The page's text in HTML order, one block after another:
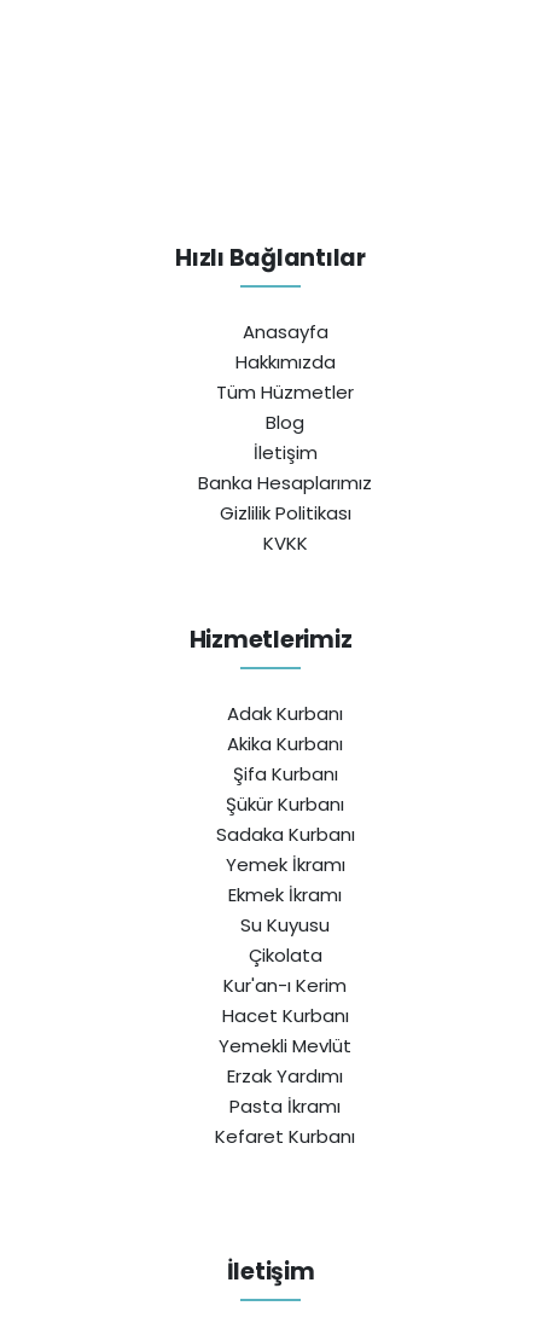
Hızlı Bağlantılar
Anasayfa
Hakkımızda
Tüm Hüzmetler
Blog
İletişim
Banka Hesaplarımız
Gizlilik Politikası
KVKK
Hizmetlerimiz
Adak Kurbanı
Akika Kurbanı
Şifa Kurbanı
Şükür Kurbanı
Sadaka Kurbanı
Yemek İkramı
Ekmek İkramı
Su Kuyusu
Çikolata
Kur'an-ı Kerim
Hacet Kurbanı
Yemekli Mevlüt
Erzak Yardımı
Pasta İkramı
Kefaret Kurbanı
İletişim